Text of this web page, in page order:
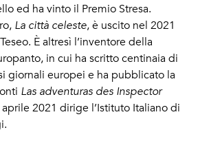
ed ha vinto il Premio Stresa.
La città celeste, è uscito nel 2021
È altresì l’inventore della
in cui ha scritto centinaia di
giornali europei e ha pubblicato la
Las adventuras des Inspector
aprile 2021 dirige l’Istituto Italiano di